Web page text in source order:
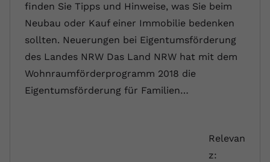
finden Sie Tipps und Hinweise, was Sie beim
Neubau oder Kauf einer Immobilie bedenken
sollten. Neuerungen bei Eigentumsförderung
des Landes NRW Das Land NRW hat mit dem
Wohnraumförderprogramm 2018 die
Eigentumsförderung für Familien…
Relevan
z: